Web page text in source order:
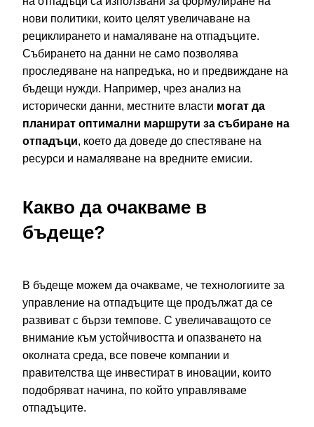
нови политики, които целят увеличаване на
рециклирането и намаляване на отпадъците.
Събирането на данни не само позволява
проследяване на напредъка, но и предвиждане на
бъдещи нужди. Например, чрез анализ на
исторически данни, местните власти могат да
планират оптимални маршрути за събиране на
отпадъци, което да доведе до спестяване на
ресурси и намаляване на вредните емисии.
Какво да очакваме в
бъдеще?
В бъдеще можем да очакваме, че технологиите за
управление на отпадъците ще продължат да се
развиват с бързи темпове. С увеличаващото се
внимание към устойчивостта и опазването на
околната среда, все повече компании и
правителства ще инвестират в иновации, които
подобряват начина, по който управляваме
отпадъците.